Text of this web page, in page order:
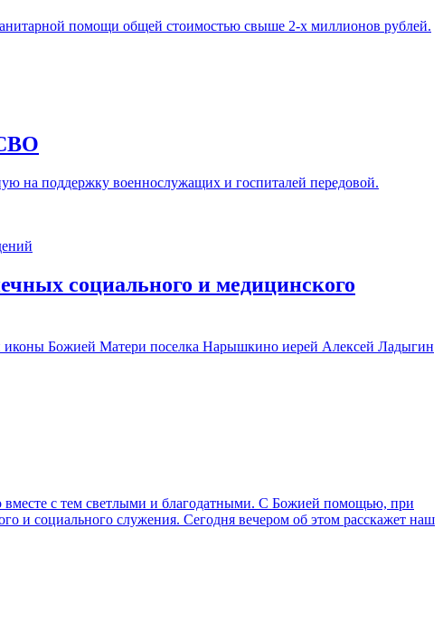
помощи общей стоимостью свыше 2-х миллионов рублей.
на поддержку военнослужащих и госпиталей передовой.
социального и медицинского
иконы Божией Матери поселка Нарышкино иерей Алексей Ладыгин
с тем светлыми и благодатными. С Божией помощью, при
и социального служения. Сегодня вечером об этом расскажет наш